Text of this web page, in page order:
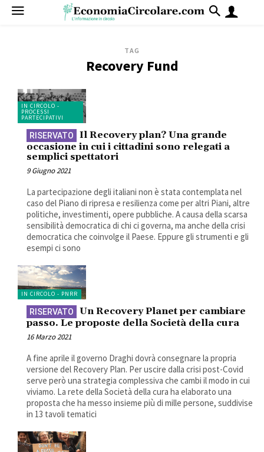
TAG
Recovery Fund
IN CIRCOLO -
PROCESSI
PARTECIPATIVI
Il Recovery plan? Una grande
occasione in cui i cittadini sono relegati a
semplici spettatori
9 Giugno 2021
La partecipazione degli italiani non è stata contemplata nel
caso del Piano di ripresa e resilienza come per altri Piani, altre
politiche, investimenti, opere pubbliche. A causa della scarsa
sensibilità democratica di chi ci governa, ma anche della crisi
democratica che coinvolge il Paese. Eppure gli strumenti e gli
esempi ci sono
IN CIRCOLO - PNRR
Un Recovery Planet per cambiare
passo. Le proposte della Società della cura
16 Marzo 2021
A fine aprile il governo Draghi dovrà consegnare la propria
versione del Recovery Plan. Per uscire dalla crisi post-Covid
serve però una strategia complessiva che cambi il modo in cui
viviamo. La rete della Società della cura ha elaborato una
proposta che ha messo insieme più di mille persone, suddivise
in 13 tavoli tematici